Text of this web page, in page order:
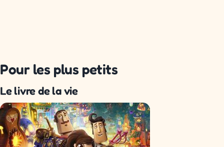
Pour les plus petits
Le livre de la vie